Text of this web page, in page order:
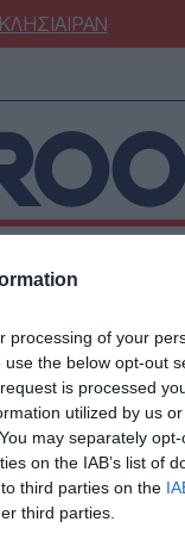
processing of your
the below opt-out
is processed
utilized by us
may separately
on the IAB’s list of
third parties on the
third parties.
ΙΡΑΝ
ΔΙΕΘΝΗ